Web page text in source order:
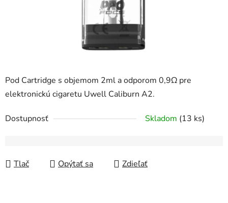
Pod Cartridge s objemom 2ml a odporom 0,9Ω pre
elektronickú cigaretu Uwell Caliburn A2.
Dostupnosť Skladom (13 ks)
Tlač Opýtať sa Zdieľať